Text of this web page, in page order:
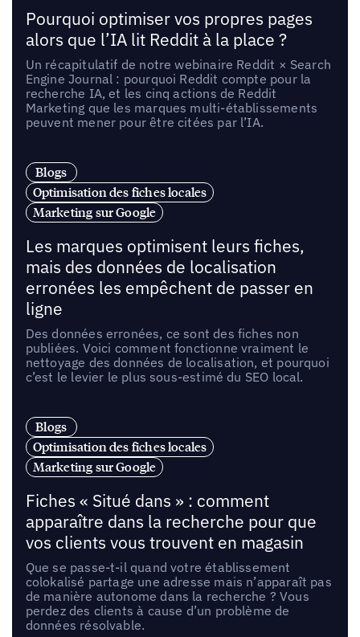
Pourquoi optimiser vos propres pages
alors que l’IA lit Reddit à la place ?
Un récapitulatif de notre webinaire Reddit × Search
Engine Journal : pourquoi Reddit compte pour la
recherche IA, et les cinq actions de Reddit
Marketing que les marques multi-établissements
peuvent mener pour être citées par l’IA.
Blogs
Optimisation des fiches locales
Marketing sur Google
Les marques optimisent leurs fiches,
mais des données de localisation
erronées les empêchent de passer en
ligne
Des données erronées, ce sont des fiches non
publiées. Voici comment fonctionne vraiment le
nettoyage des données de localisation, et pourquoi
c’est le levier le plus sous-estimé du SEO local.
Blogs
Optimisation des fiches locales
Marketing sur Google
Fiches « Situé dans » : comment
apparaître dans la recherche pour que
vos clients vous trouvent en magasin
Que se passe-t-il quand votre établissement
colokalisé partage une adresse mais n’apparaît pas
de manière autonome dans la recherche ? Vous
perdez des clients à cause d’un problème de
données résolvable.